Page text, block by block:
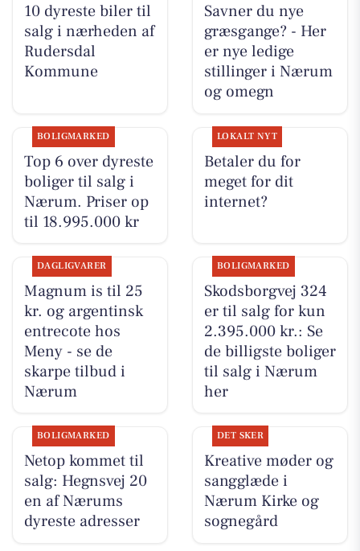
10 dyreste biler til
salg i nærheden af
Rudersdal
Kommune
Savner du nye
græsgange? - Her
er nye ledige
stillinger i Nærum
og omegn
BOLIGMARKED
Top 6 over dyreste
boliger til salg i
Nærum. Priser op
til 18.995.000 kr
LOKALT NYT
Betaler du for
meget for dit
internet?
DAGLIGVARER
Magnum is til 25
kr. og argentinsk
entrecote hos
Meny - se de
skarpe tilbud i
Nærum
BOLIGMARKED
Skodsborgvej 324
er til salg for kun
2.395.000 kr.: Se
de billigste boliger
til salg i Nærum
her
BOLIGMARKED
Netop kommet til
salg: Hegnsvej 20
en af Nærums
dyreste adresser
DET SKER
Kreative møder og
sangglæde i
Nærum Kirke og
sognegård